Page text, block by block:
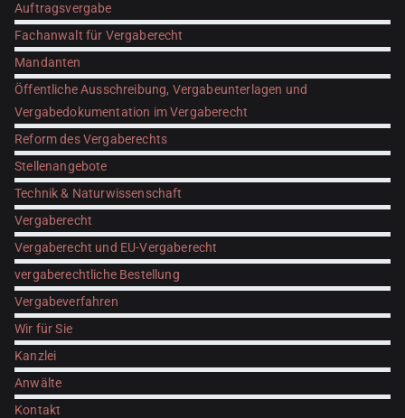
Auftragsvergabe
Fachanwalt für Vergaberecht
Mandanten
Öffentliche Ausschreibung, Vergabeunterlagen und
Vergabedokumentation im Vergaberecht
Reform des Vergaberechts
Stellenangebote
Technik & Naturwissenschaft
Vergaberecht
Vergaberecht und EU-Vergaberecht
vergaberechtliche Bestellung
Vergabeverfahren
Wir für Sie
Kanzlei
Anwälte
Kontakt